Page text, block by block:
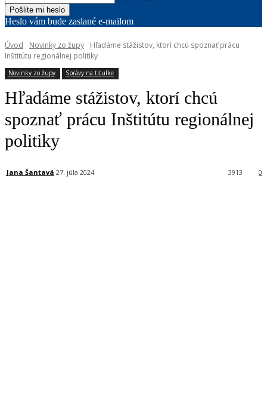
Heslo vám bude zaslané e-mailom
Úvod Novinky zo župy
Hľadáme stážistov, ktorí chcú spoznať prácu
Inštitútu regionálnej politiky
Novinky zo župy Správy na titulke
Hľadáme stážistov, ktorí chcú
spoznať prácu Inštitútu regionálnej
politiky
Jana Šantavá 27. júla 2024 0
3913